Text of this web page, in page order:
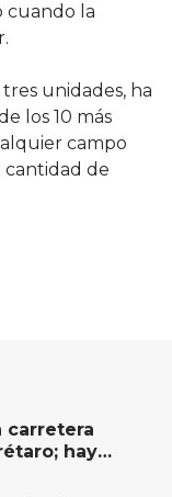
cuando la
unidades, ha
los 10 más
campo
cantidad de
carretera
hay